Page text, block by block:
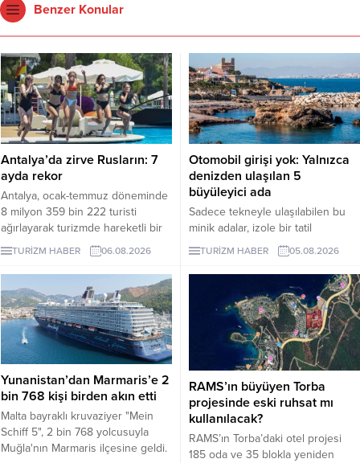
Benzer Konular
Antalya’da zirve Rusların: 7
ayda rekor
Antalya, ocak-temmuz döneminde
8 milyon 359 bin 222 turisti
ağırlayarak turizmde hareketli bir
dönemi geride bıraktı. 1 milyon
979 bin ziyaretçiyle listenin ilk
sırasında yer alan Ruslar, kente
gelen her 4 turistten birini
oluşturdu.
TURİZM HABER 06.08.2026
Otomobil girişi yok: Yalnızca
denizden ulaşılan 5
büyüleyici ada
Sadece tekneyle ulaşılabilen bu
minik adalar, izole bir tatil
arayanlara eşsiz deneyimler
sunuyor. Peki, bu adaları farklı
kılan özellikler nelerdir? İşte
TURİZM HABER 05.08.2026
Yunanistan’dan Marmaris’e 2
bin 768 kişi birden akın etti
Malta bayraklı kruvaziyer "Mein
Schiff 5", 2 bin 768 yolcusuyla
Muğla'nın Marmaris ilçesine geldi.
RAMS’ın büyüyen Torba
projesinde eski ruhsat mı
kullanılacak?
RAMS’ın Torba’daki otel projesi
185 oda ve 35 blokla yeniden